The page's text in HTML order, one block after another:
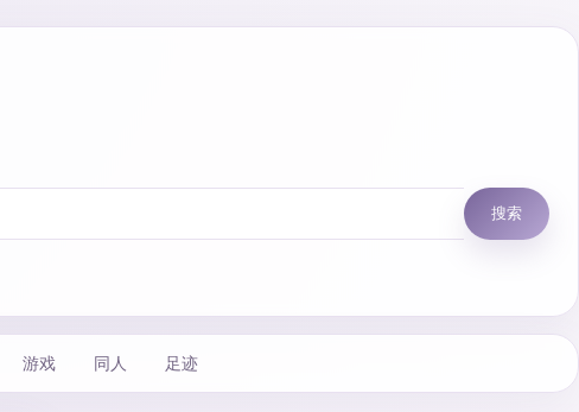
搜索
游戏 同人 足迹